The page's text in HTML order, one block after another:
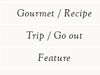
Gourmet / Recipe
Trip / Go out
Feature